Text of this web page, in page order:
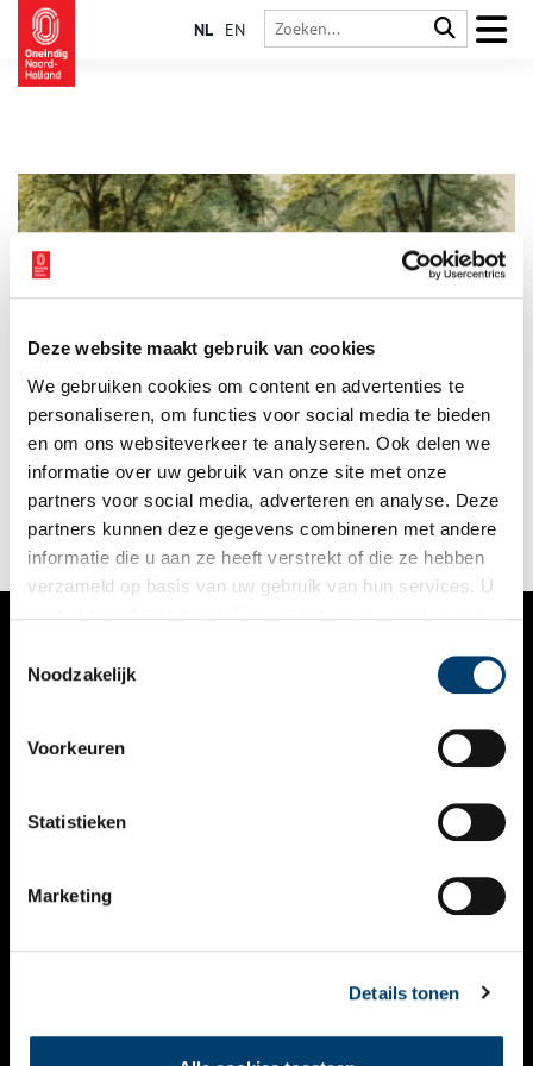
Deze website maakt gebruik van cookies
We gebruiken cookies om content en advertenties te
personaliseren, om functies voor social media te bieden
en om ons websiteverkeer te analyseren. Ook delen we
informatie over uw gebruik van onze site met onze
partners voor social media, adverteren en analyse. Deze
partners kunnen deze gegevens combineren met andere
informatie die u aan ze heeft verstrekt of die ze hebben
verzameld op basis van uw gebruik van hun services. U
Noodzakelijk
Voorkeuren
Statistieken
Marketing
Details tonen
NL EN
Geen park heeft de geschiedenis van zijn stad zo meebeleefd
als de Haarlemmerhout. Dit oudste stadsbos van Nederland is
tegenwoordig omgeven door woonwijken, maar dat was
vroeger wel anders. Als restant van een groot bosgebied heeft
het niet alleen zijn formaat zien veranderen, maar ook zijn
functie. Door de tijd heen veranderde de Hout van een
gebruiksbos in een siertuin, om uit te groeien tot het
monumentale stadspark van nu.
VERHALEN
KALENDER
THEMA’S
VIDEO’S
CONTACT